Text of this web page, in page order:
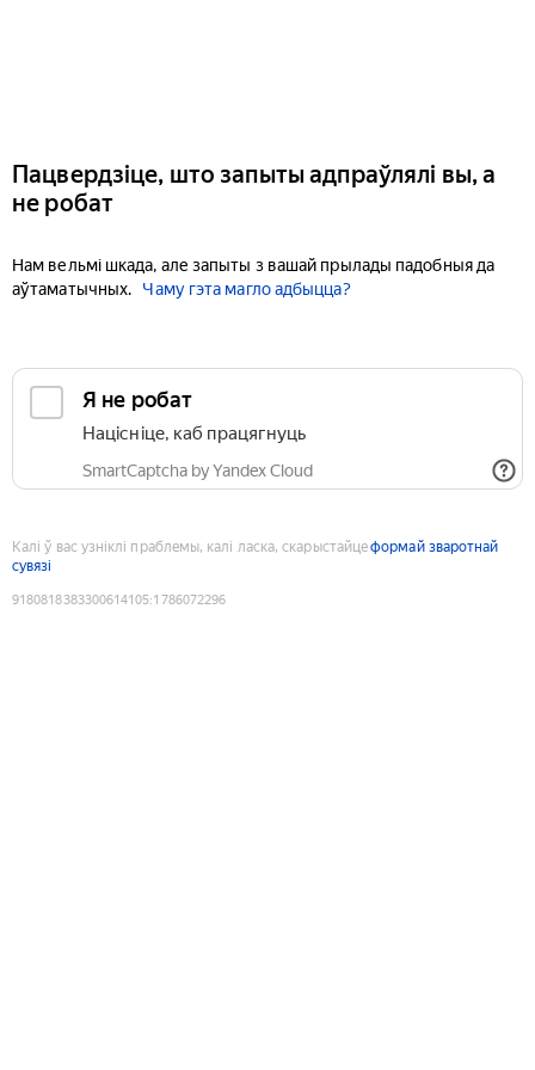
Пацвердзіце, што запыты адпраўлялі вы, а
не робат
Нам вельмі шкада, але запыты з вашай прылады падобныя да
аўтаматычных.
Чаму гэта магло адбыцца?
Я не робат
Націсніце, каб працягнуць
SmartCaptcha by Yandex Cloud
Калі ў вас узніклі праблемы, калі ласка, скарыстайцеформай зваротнай
сувязі
9180818383300614105:1786072296